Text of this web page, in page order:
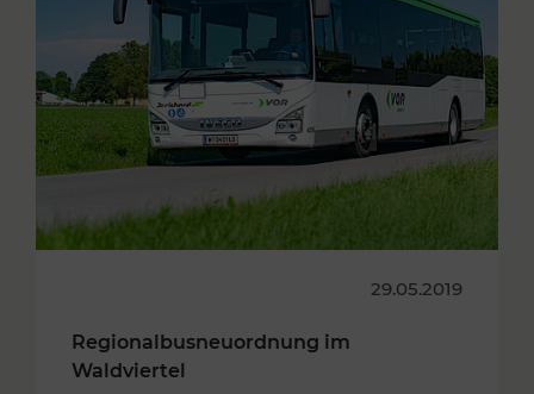
29.05.2019
Regionalbusneuordnung im
Waldviertel